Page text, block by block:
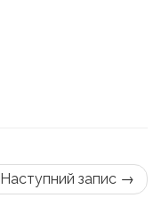
Наступний запис →